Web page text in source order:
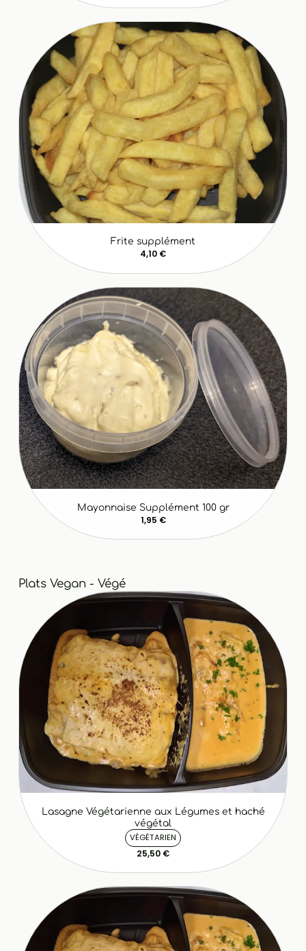
Frite supplément
4,10 €
Mayonnaise Supplément 100 gr
1,95 €
Plats Vegan - Végé
Lasagne Végétarienne aux Légumes et haché
végétal
VÉGÉTARIEN
25,50 €